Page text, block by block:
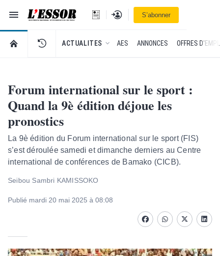
Navigation
L'Essor - retour à la une
Se connecterS’abonner
RETOUR À LA PAGE D’ACCUEIL DE L'ESSOR
ACTUALITES AES ANNONCES OFFRES
Forum international sur le sport :
Quand la 9è édition déjoue les
pronostics
La 9è édition du Forum international sur le sport (FIS)
s’est déroulée samedi et dimanche derniers au Centre
international de conférences de Bamako (CICB).
Seibou Sambri KAMISSOKO
Publié mardi 20 mai 2025 à 08:08
FacebookwhatsappTwitter